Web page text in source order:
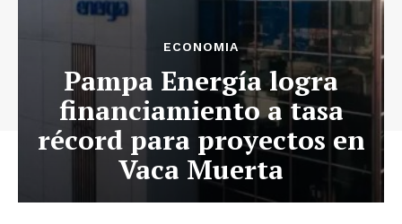
ECONOMIA
Pampa Energía logra
financiamiento a tasa
récord para proyectos en
Vaca Muerta